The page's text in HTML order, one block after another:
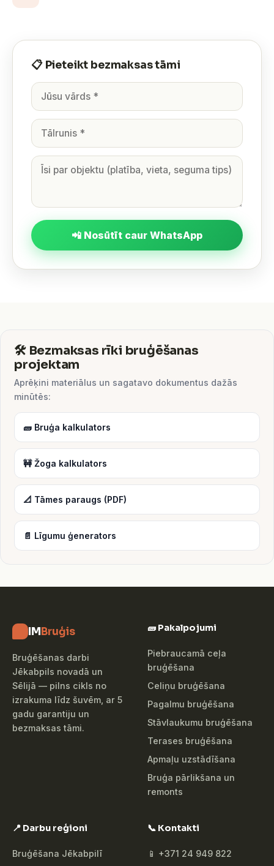
📋 Pieteikt bezmaksas tāmi
📲 Nosūtīt caur WhatsApp
🛠️ Bezmaksas rīki bruģēšanas
projektam
Aprēķini materiālus un sagatavo dokumentus dažās
minūtēs:
🧱 Bruģa kalkulators
🚧 Žoga kalkulators
📐 Tāmes paraugs (PDF)
📄 Līgumu ģenerators
IMBruģis
Bruģēšanas darbi
Jēkabpils novadā un
Sēlijā — pilns cikls no
izrakuma līdz šuvēm, ar 5
gadu garantiju un
bezmaksas tāmi.
🧱 Pakalpojumi
Piebraucamā ceļa
bruģēšana
Celiņu bruģēšana
Pagalmu bruģēšana
Stāvlaukumu bruģēšana
Terases bruģēšana
Apmaļu uzstādīšana
Bruģa pārlikšana un
remonts
📍 Darbu reģioni
Bruģēšana Jēkabpilī
📞 Kontakti
📱 +371 24 949 822